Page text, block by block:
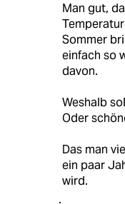
Man gut,
Sommer
einfach so
davon.
Weshalb
Oder
Das man
ein paar
wird.